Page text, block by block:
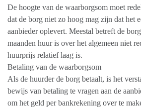
De hoogte van de waarborgsom moet
dat de borg niet zo hoog mag zijn dat het
aanbieder oplevert. Meestal betreft de
maanden huur is over het algemeen niet
huurprijs relatief laag is.
Betaling van de waarborgsom
Als de huurder de borg betaalt, is het
bewijs van betaling te vragen aan de
om het geld per bankrekening over te